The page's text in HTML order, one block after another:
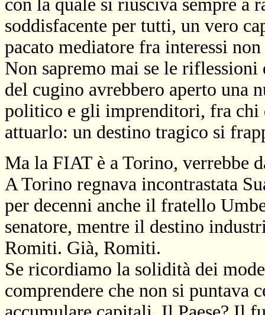
con la quale si riusciva sempre a
soddisfacente per tutti, un vero
pacato mediatore fra interessi
Non sapremo mai se le
del cugino avrebbero aperto una
politico e gli imprenditori, fra chi
attuarlo: un destino tragico si
Ma la FIAT è a Torino, verrebbe
A Torino regnava incontrastata
per decenni anche il fratello
senatore, mentre il destino
Romiti. Già, Romiti.
Se ricordiamo la solidità dei
comprendere che non si puntava